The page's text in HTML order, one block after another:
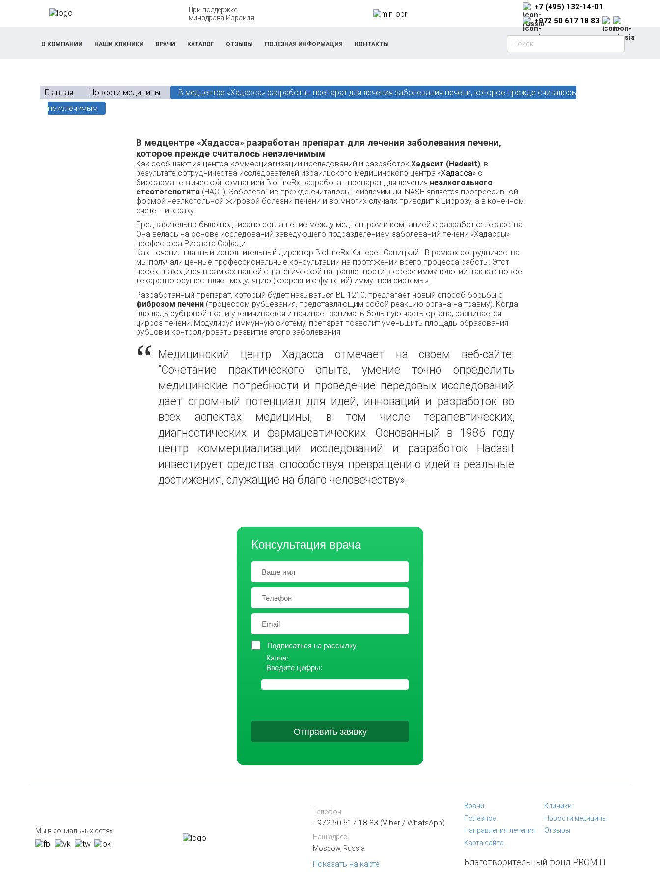
При поддержке
минздрава Израиля
+7 (495) 132-14-01
+972 50 617 18 83
О КОМПАНИИ НАШИ КЛИНИКИ ВРАЧИ КАТАЛОГ ОТЗЫВЫ ПОЛЕЗНАЯ ИНФОРМАЦИЯ КОНТАКТЫ
Главная Новости медицины
В медцентре «Хадасса» разработан препарат для лечения заболевания печени, которое прежде считалось
неизлечимым
В медцентре «Хадасса» разработан препарат для лечения заболевания печени,
которое прежде считалось неизлечимым
Как сообщают из центра коммерциализации исследований и разработок Хадасит (Hadasit), в
результате сотрудничества исследователей израильского медицинского центра «Хадасса» с
биофармацевтической компанией BioLineRx разработан препарат для лечения неалкогольного
стеатогепатита (НАСГ). Заболевание прежде считалось неизлечимым. NASH является прогрессивной
формой неалкогольной жировой болезни печени и во многих случаях приводит к циррозу, а в конечном
счете – и к раку.
Предварительно было подписано соглашение между медцентром и компанией о разработке лекарства.
Она велась на основе исследований заведующего подразделением заболеваний печени «Хадассы»
профессора Рифаата Сафади.
Как пояснил главный исполнительный директор BioLineRx Кинерет Савицкий: "В рамках сотрудничества
мы получали ценные профессиональные консультации на протяжении всего процесса работы. Этот
проект находится в рамках нашей стратегической направленности в сфере иммунологии, так как новое
лекарство осуществляет модуляцию (коррекцию функций) иммунной системы».
Разработанный препарат, который будет называться BL-1210, предлагает новый способ борьбы с
фиброзом печени (процессом рубцевания, представляющим собой реакцию органа на травму). Когда
площадь рубцовой ткани увеличивается и начинает занимать большую часть органа, развивается
цирроз печени. Модулируя иммунную систему, препарат позволит уменьшить площадь образования
рубцов и контролировать развитие этого заболевания.
Медицинский центр Хадасса отмечает на своем веб-сайте:
"Сочетание практического опыта, умение точно определить
медицинские потребности и проведение передовых исследований
дает огромный потенциал для идей, инноваций и разработок во
всех аспектах медицины, в том числе терапевтических,
диагностических и фармацевтических. Основанный в 1986 году
центр коммерциализации исследований и разработок Hadasit
инвестирует средства, способствуя превращению идей в реальные
достижения, служащие на благо человечеству».
Консультация врача
Подписаться на рассылку
Капча:
Введите цифры:
Отправить заявку
Мы в социальных сетях
Телефон
+972 50 617 18 83 (Viber / WhatsApp)
Наш адрес:
Moscow, Russia
Показать на карте
Врачи
Клиники
Полезное
Новости медицины
Направления лечения
Отзывы
Карта сайта
Благотворительный фонд PROMTI